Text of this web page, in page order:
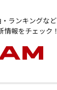
・ランキングなど
情報をチェック！